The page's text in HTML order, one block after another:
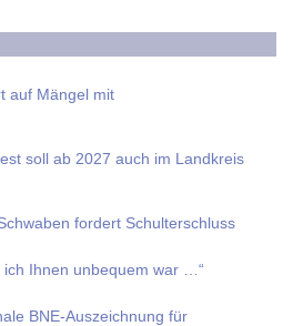
auf Mängel mit
soll ab 2027 auch im Land­kreis
fordert Schulterschluss
ich Ihnen unbequem war …“
BNE-Auszeichnung für